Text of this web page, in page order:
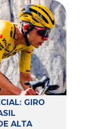
Porém,
um
veículo: o
do
o pivô […]
GIRO
ALTA